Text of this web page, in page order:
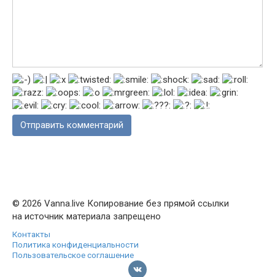
© 2026 Vanna.live Копирование без прямой ссылки
на источник материала запрещено
Контакты
Политика конфиденциальности
Пользовательское соглашение